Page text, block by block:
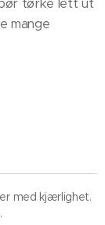
mange
med kjærlighet.